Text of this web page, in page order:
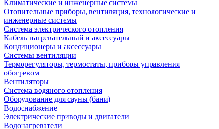
Климатические и инженерные системы
Отопительные приборы, вентиляция, технологические и
инженерные системы
Система электрического отопления
Кабель нагревательный и аксессуары
Кондиционеры и аксессуары
Системы вентиляции
Терморегуляторы, термостаты, приборы управления
обогревом
Вентиляторы
Система водяного отопления
Оборудование для сауны (бани)
Водоснабжение
Электрические приводы и двигатели
Водонагреватели